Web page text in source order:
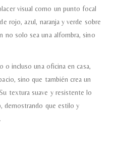
visual como un punto focal
rojo, azul, naranja y verde sobre
no solo sea una alfombra, sino
o incluso una oficina en casa,
sino que también crea un
textura suave y resistente lo
demostrando que estilo y